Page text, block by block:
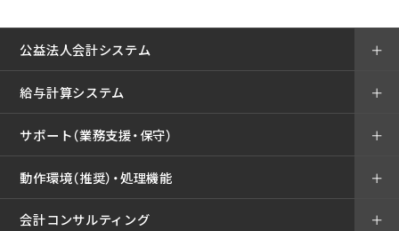
公益法人会計システム ＋
給与計算システム ＋
サポート（業務支援・保守） ＋
動作環境（推奨）・処理機能 ＋
会計コンサルティング ＋